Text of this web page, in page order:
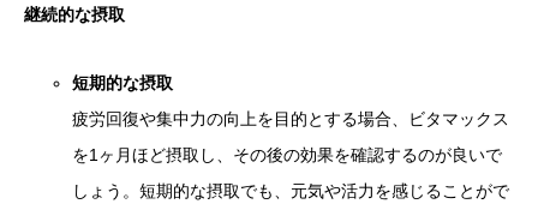
継続的な摂取
短期的な摂取
疲労回復や集中力の向上を目的とする場合、ビタマックス
を1ヶ月ほど摂取し、その後の効果を確認するのが良いで
しょう。短期的な摂取でも、元気や活力を感じることがで